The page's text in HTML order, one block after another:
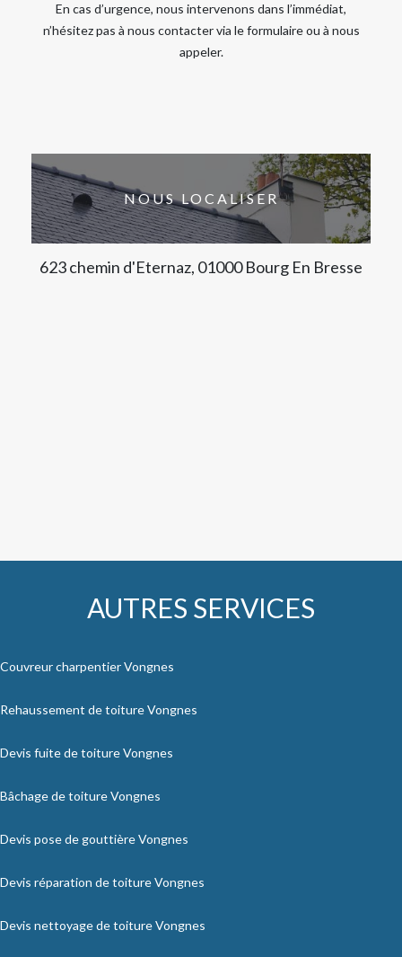
En cas d’urgence, nous intervenons dans l’immédiat,
n’hésitez pas à nous contacter via le formulaire ou à nous
appeler.
NOUS LOCALISER
623 chemin d'Eternaz, 01000 Bourg En Bresse
AUTRES SERVICES
Couvreur charpentier Vongnes
Rehaussement de toiture Vongnes
Devis fuite de toiture Vongnes
Bâchage de toiture Vongnes
Devis pose de gouttière Vongnes
Devis réparation de toiture Vongnes
Devis nettoyage de toiture Vongnes